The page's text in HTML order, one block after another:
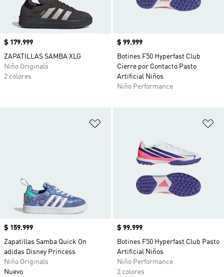
Precio
$ 179.999
ZAPATILLAS SAMBA XLG
Niño Originals
2 colores
Precio
$ 99.999
Botines F50 Hyperfast Club
Cierre por Contacto Pasto
Artificial Niños
Niño Performance
Precio
$ 159.999
Zapatillas Samba Quick On
adidas Disney Princess
Niño Originals
Nuevo
Precio
$ 99.999
Botines F50 Hyperfast Club Pasto
Artificial Niños
Niño Performance
2 colores